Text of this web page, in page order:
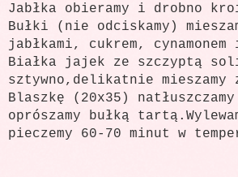
Jabłka obieramy i drobno
Bułki (nie odciskamy)
jabłkami, cukrem,
Białka jajek ze szczyptą
sztywno,delikatnie mieszamy
Blaszkę (20x35) natłuszczamy
oprószamy bułką
pieczemy 60-70 minut w